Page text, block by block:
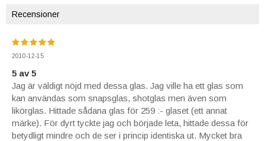
Recensioner
2010-12-15
5 av 5
Jag är väldigt nöjd med dessa glas. Jag ville ha ett glas som
kan användas som snapsglas, shotglas men även som
likörglas. Hittade sådana glas för 259 :- glaset (ett annat
märke). För dyrt tyckte jag och började leta, hittade dessa för
betydligt mindre och de ser i princip identiska ut. Mycket bra